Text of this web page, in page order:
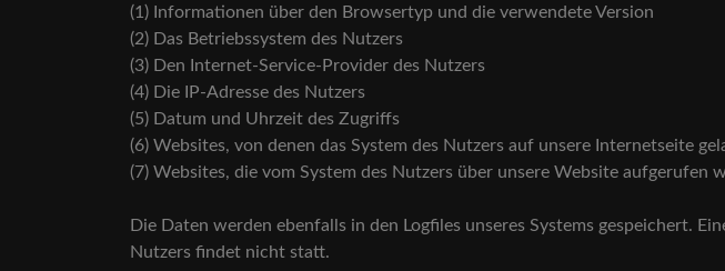
(1) Informationen über den Browsertyp und die verwendete Version
(2) Das Betriebssystem des Nutzers
(3) Den Internet-Service-Provider des Nutzers
(4) Die IP-Adresse des Nutzers
(5) Datum und Uhrzeit des Zugriffs
(6) Websites, von denen das System des Nutzers auf unsere Internetseite
(7) Websites, die vom System des Nutzers über unsere Website aufgerufen
Die Daten werden ebenfalls in den Logfiles unseres Systems gespeichert.
Nutzers findet nicht statt.